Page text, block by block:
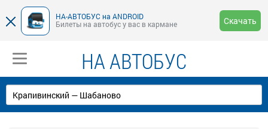
НА-АВТОБУС на ANDROID
Билеты на автобус у вас в кармане
Скачать
НА АВТОБУС